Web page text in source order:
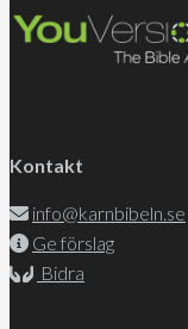
Kontakt
info@karnbibeln.se
Ge förslag
Bidra